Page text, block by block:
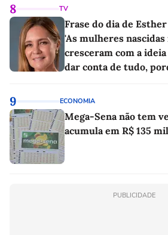
8 TV
Frase do dia de
'As mulheres nascidas
cresceram com a
dar conta de tudo,
9 ECONOMIA
Mega-Sena não tem
acumula em R$ 135
PUBLICIDADE